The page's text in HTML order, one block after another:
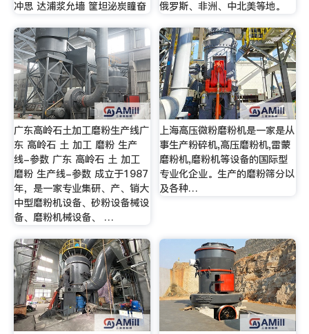
冲思 达浦浆允墙 筐坦泌炭瞳奋 俄罗斯、非洲、中北美等地。
广东高岭石土加工磨粉生产线广
东 高岭石 土 加工 磨粉 生产
线-参数 广东 高岭石 土 加工
磨粉 生产线-参数 成立于1987
年，是一家专业集研、产、销大
中型磨粉机设备、砂粉设备械设
备、磨粉机械设备、 …
上海高压微粉磨粉机是一家是从
事生产粉碎机,高压磨粉机,雷蒙
磨粉机,磨粉机等设备的国际型
专业化企业。生产的磨粉筛分以
及各种…